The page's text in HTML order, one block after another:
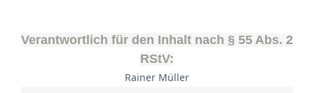
Verantwortlich für den Inhalt nach § 55 Abs. 2
RStV:
Rainer Müller